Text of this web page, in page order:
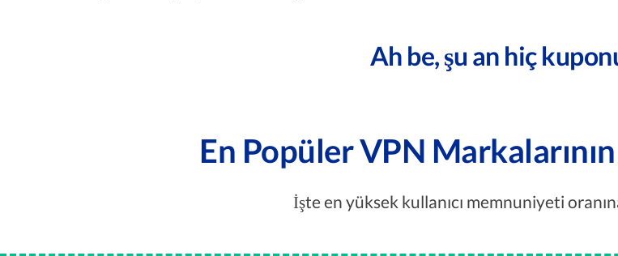
Ah be, şu an hiç
En Popüler VPN
İşte en yüksek kullanıcı memnuniyeti